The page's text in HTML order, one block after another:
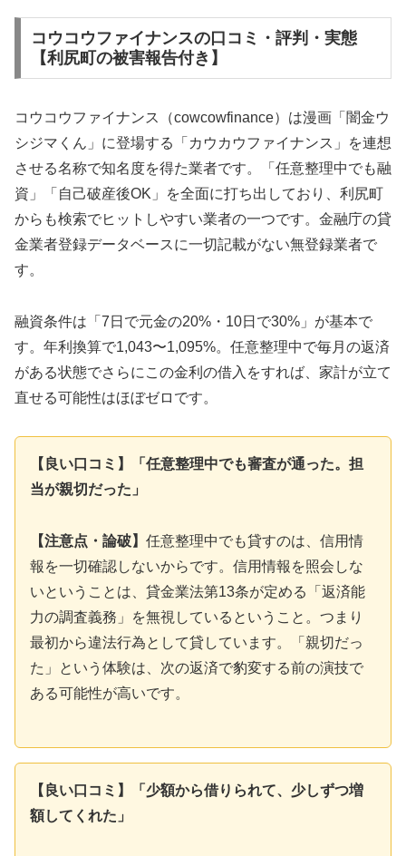
コウコウファイナンスの口コミ・評判・実態
【利尻町の被害報告付き】
コウコウファイナンス（cowcowfinance）は漫画「闇金ウ
シジマくん」に登場する「カウカウファイナンス」を連想
させる名称で知名度を得た業者です。「任意整理中でも融
資」「自己破産後OK」を全面に打ち出しており、利尻町
からも検索でヒットしやすい業者の一つです。金融庁の貸
金業者登録データベースに一切記載がない無登録業者で
す。
融資条件は「7日で元金の20%・10日で30%」が基本で
す。年利換算で1,043〜1,095%。任意整理中で毎月の返済
がある状態でさらにこの金利の借入をすれば、家計が立て
直せる可能性はほぼゼロです。
【良い口コミ】「任意整理中でも審査が通った。担
当が親切だった」
【注意点・論破】 任意整理中でも貸すのは、信用情
報を一切確認しないからです。信用情報を照会しな
いということは、貸金業法第13条が定める「返済能
力の調査義務」を無視しているということ。つまり
最初から違法行為として貸しています。「親切だっ
た」という体験は、次の返済で豹変する前の演技で
ある可能性が高いです。
【良い口コミ】「少額から借りられて、少しずつ増
額してくれた」